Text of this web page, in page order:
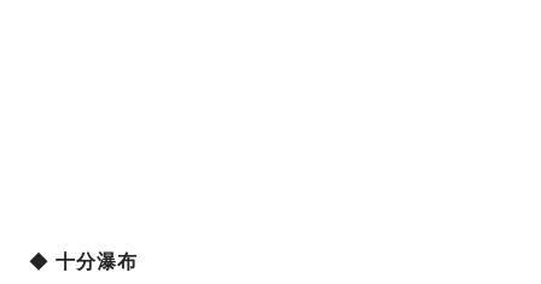
◆ 十分瀑布